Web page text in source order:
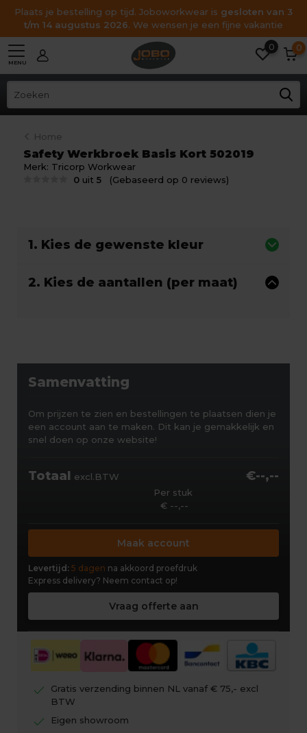
Plaats je bestelling op tijd. Joboworkwear is gesloten van 3
t/m 14 augustus 2026. We wensen je een fijne vakantie
MENU
0 0
Home
Safety Werkbroek Basis Kort 502019
Merk: Tricorp Workwear
0 uit5 (Gebaseerd op 0 reviews)
1. Kies de gewenste kleur
2. Kies de aantallen (per maat)
Samenvatting
Om prijzen te zien en bestellingen te plaatsen dien je
een account aan te maken. Dit kan je gemakkelijk en
snel doen op onze website!
Totaal excl.BTW €--,--
Per stuk
€ --,--
Maak account
Levertijd: 5 dagen na akkoord proefdruk
Express delivery? Neem contact op!
Vraag offerte aan
check
Gratis verzending binnen NL vanaf € 75,- excl
BTW
check Eigen showroom